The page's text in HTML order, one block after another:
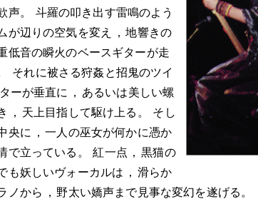
声。
斗羅の叩き出す雷鳴のよう
が辺りの空気を変え
， 地響きの
低音の瞬火のベースギターが走
それに被さる狩姦と招鬼のツイ
ーが垂直に ， あるいは美しい螺
， 天上目指して駆け上る 。
そし
央に ， 一人の巫女が何かに憑か
で立っている 。 紅一点 ， 黒猫の
も妖しいヴォーカルは ， 滑らか
ノから ， 野太い嬌声まで見事な変幻を遂げる 。